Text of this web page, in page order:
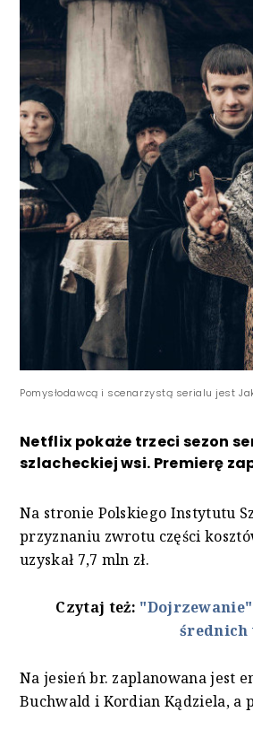
Pomysłodawcą i scenarzystą serialu jest
Netflix pokaże trzeci sezon
szlacheckiej wsi. Premierę
Na stronie Polskiego Instytutu
przyznaniu zwrotu części
uzyskał 7,7 mln zł.
Czytaj też:
średnich
Na jesień br. zaplanowana jest
Buchwald i Kordian Kądziela, a